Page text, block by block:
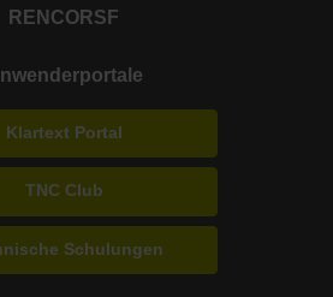
RENCORSF
Klartext Portal
TNC Club
Schulungen